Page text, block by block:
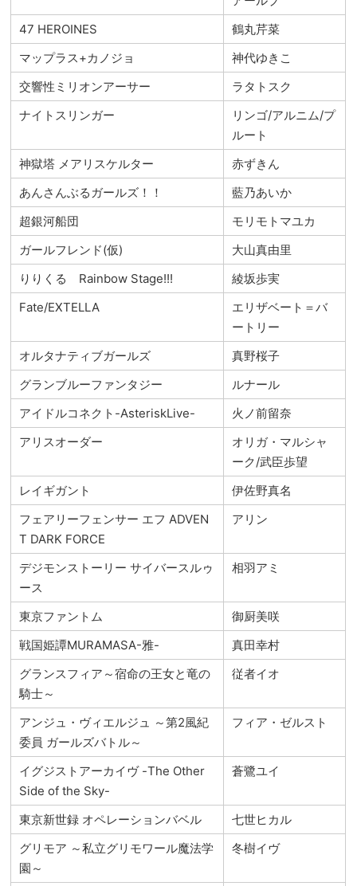
47 HEROINES
鶴丸芹菜
マップラス+カノジョ
神代ゆきこ
交響性ミリオンアーサー
ラタトスク
ナイトスリンガー
リンゴ/アルニム/プ
ルート
神獄塔 メアリスケルター
赤ずきん
あんさんぶるガールズ！！
藍乃あいか
超銀河船団
モリモトマユカ
ガールフレンド(仮)
大山真由里
りりくる Rainbow Stage!!!
綾坂歩実
Fate/EXTELLA
エリザベート＝バ
ートリー
オルタナティブガールズ
真野桜子
グランブルーファンタジー
ルナール
アイドルコネクト-AsteriskLive-
火ノ前留奈
アリスオーダー
オリガ・マルシャ
ーク/武臣歩望
レイギガント
伊佐野真名
フェアリーフェンサー エフ ADVEN
T DARK FORCE
アリン
デジモンストーリー サイバースルゥ
ース
相羽アミ
東京ファントム
御厨美咲
戦国姫譚MURAMASA-雅-
真田幸村
グランスフィア～宿命の王女と竜の
騎士～
従者イオ
アンジュ・ヴィエルジュ ～第2風紀
委員 ガールズバトル～
フィア・ゼルスト
イグジストアーカイヴ -The Other
Side of the Sky-
蒼鷺ユイ
東京新世録 オペレーションバベル
七世ヒカル
グリモア ～私立グリモワール魔法学
園～
冬樹イヴ